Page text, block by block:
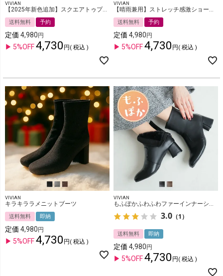
VIVIAN
【2025年新色追加】スクエアトゥプレートヒールショートブーツ
送料無料 予約
定価 4,980
5%OFF4,730 税込
VIVIAN
【晴雨兼用】ストレッチ感激ショートブーツ
送料無料 予約
定価 4,980
5%OFF4,730 税込
VIVIAN
キラキララメニットブーツ
送料無料 即納
定価 4,980
5%OFF4,730 税込
VIVIAN
もふぽかふわふわファーインナーショートブーツ
3.0 （1）
送料無料 即納
定価 4,980
5%OFF4,730 税込